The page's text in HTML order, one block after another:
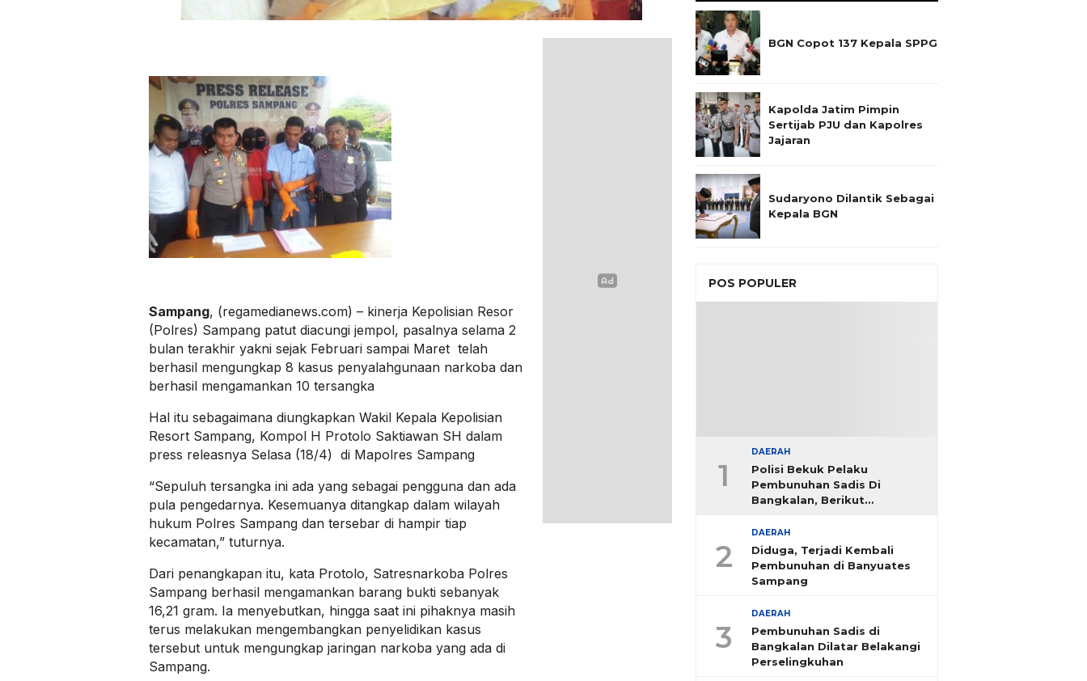
Sampang, (regamedianews.com) – kinerja Kepolisian Resor
(Polres) Sampang patut diacungi jempol, pasalnya selama 2
bulan terakhir yakni sejak Februari sampai Maret telah
berhasil mengungkap 8 kasus penyalahgunaan narkoba dan
berhasil mengamankan 10 tersangka
Hal itu sebagaimana diungkapkan Wakil Kepala Kepolisian
Resort Sampang, Kompol H Protolo Saktiawan SH dalam
press releasnya Selasa (18/4) di Mapolres Sampang
“Sepuluh tersangka ini ada yang sebagai pengguna dan ada
pula pengedarnya. Kesemuanya ditangkap dalam wilayah
hukum Polres Sampang dan tersebar di hampir tiap
kecamatan,” tuturnya.
Dari penangkapan itu, kata Protolo, Satresnarkoba Polres
Sampang berhasil mengamankan barang bukti sebanyak
16,21 gram. Ia menyebutkan, hingga saat ini pihaknya masih
terus melakukan mengembangkan penyelidikan kasus
tersebut untuk mengungkap jaringan narkoba yang ada di
Sampang.
BGN Copot 137 Kepala SPPG
Kapolda Jatim Pimpin
Sertijab PJU dan Kapolres
Jajaran
Sudaryono Dilantik Sebagai
Kepala BGN
POS POPULER
1
DAERAH
Polisi Bekuk Pelaku
Pembunuhan Sadis Di
Bangkalan, Berikut
2
DAERAH
Diduga, Terjadi Kembali
Pembunuhan di Banyuates
Sampang
3
DAERAH
Pembunuhan Sadis di
Bangkalan Dilatar Belakangi
Perselingkuhan